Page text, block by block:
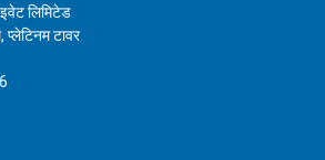
लिमिटेड
प्लेटिनम टावर